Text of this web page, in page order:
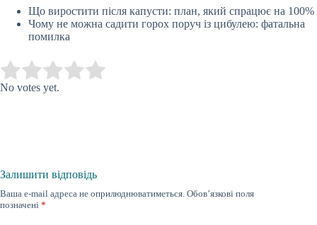
Що виростити після капусти: план, який спрацює на 100%
Чому не можна садити горох поруч із цибулею: фатальна
помилка
Rate this item:
No votes yet.
Залишити відповідь
Ваша e-mail адреса не оприлюднюватиметься. Обов’язкові поля
позначені *